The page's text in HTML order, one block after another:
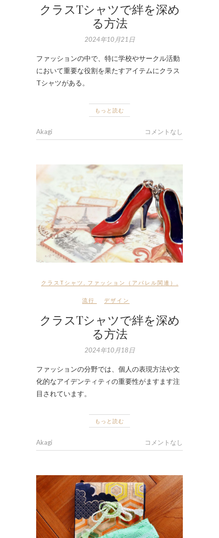
クラスTシャツで絆を深め
る方法
2024年10月21日
ファッションの中で、特に学校やサークル活動
において重要な役割を果たすアイテムにクラス
Tシャツがある。
もっと読む
Akagi コメントなし
クラスTシャツ ファッション（アパレル関連）
流行 デザイン
クラスTシャツで絆を深め
る方法
2024年10月18日
ファッションの分野では、個人の表現方法や文
化的なアイデンティティの重要性がますます注
目されています。
もっと読む
Akagi コメントなし